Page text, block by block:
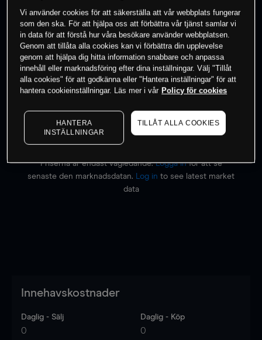
0% av kunderna har en position i detta
instrument
Börja handla
Priserna är endast vägledande.Logga inför att se
senaste den marknadsdatan.
Log in to see latest market
data
Innehavskostnader
Daglig - Sälj
0
Daglig - Köp
0
Vi använder cookies för att säkerställa att vår webbplats fungerar
som den ska. För att hjälpa oss att förbättra vår tjänst samlar vi
in data för att förstå hur våra besökare använder webbplatsen.
Genom att tillåta alla cookies kan vi förbättra din upplevelse
genom att hjälpa dig hitta information snabbare och anpassa
innehåll eller marknadsföring efter dina inställningar. Välj "Tillåt
alla cookies" för att godkänna eller "Hantera inställningar" för att
hantera cookieinställningar. Läs mer i vår Policy för cookies
HANTERA
INSTÄLLNINGAR
TILLÅT ALLA COOKIES